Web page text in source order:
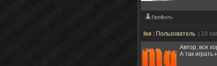
lse Пользователь
| 18
Автор, все
А так